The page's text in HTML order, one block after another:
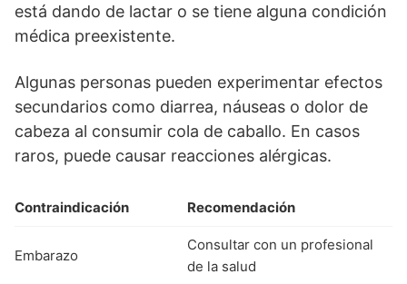
está dando de lactar o se tiene alguna condición
médica preexistente.
Algunas personas pueden experimentar efectos
secundarios como diarrea, náuseas o dolor de
cabeza al consumir cola de caballo. En casos
raros, puede causar reacciones alérgicas.
Contraindicación Recomendación
Embarazo
Consultar con un profesional
de la salud